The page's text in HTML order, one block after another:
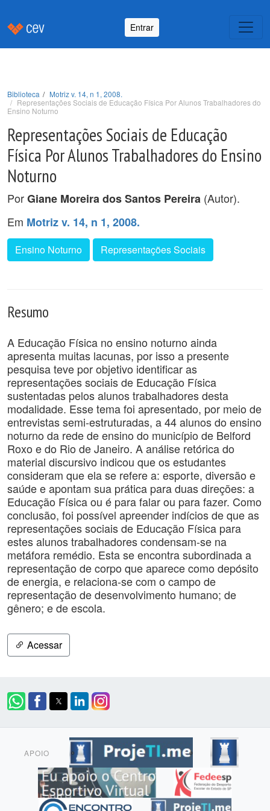
Entrar
Biblioteca
Motriz v. 14, n 1, 2008.
Representações Sociais de Educação Física Por Alunos Trabalhadores do
Ensino Noturno
Representações Sociais de Educação
Física Por Alunos Trabalhadores do Ensino
Noturno
PorGiane Moreira dos Santos Pereira (Autor).
Em Motriz v. 14, n 1, 2008.
Ensino Noturno Representações Sociais
Resumo
A Educação Física no ensino noturno ainda
apresenta muitas lacunas, por isso a presente
pesquisa teve por objetivo identificar as
representações sociais de Educação Física
sustentadas pelos alunos trabalhadores desta
modalidade. Esse tema foi apresentado, por meio de
entrevistas semi-estruturadas, a 44 alunos do ensino
noturno da rede de ensino do município de Belford
Roxo e do Rio de Janeiro. A análise retórica do
material discursivo indicou que os estudantes
consideram que ela se refere a: esporte, diversão e
saúde e apontam sua prática para duas direções: a
Educação Física ou é para falar ou para fazer. Como
conclusão, foi possível apreender indícios de que as
representações sociais de Educação Física para
estes alunos trabalhadores condensam-se na
metáfora remédio. Esta se encontra subordinada a
representação de corpo que aparece como depósito
de energia, e relaciona-se com o campo de
representação de desenvolvimento humano; de
gênero; e de escola.
Acessar
APOIO